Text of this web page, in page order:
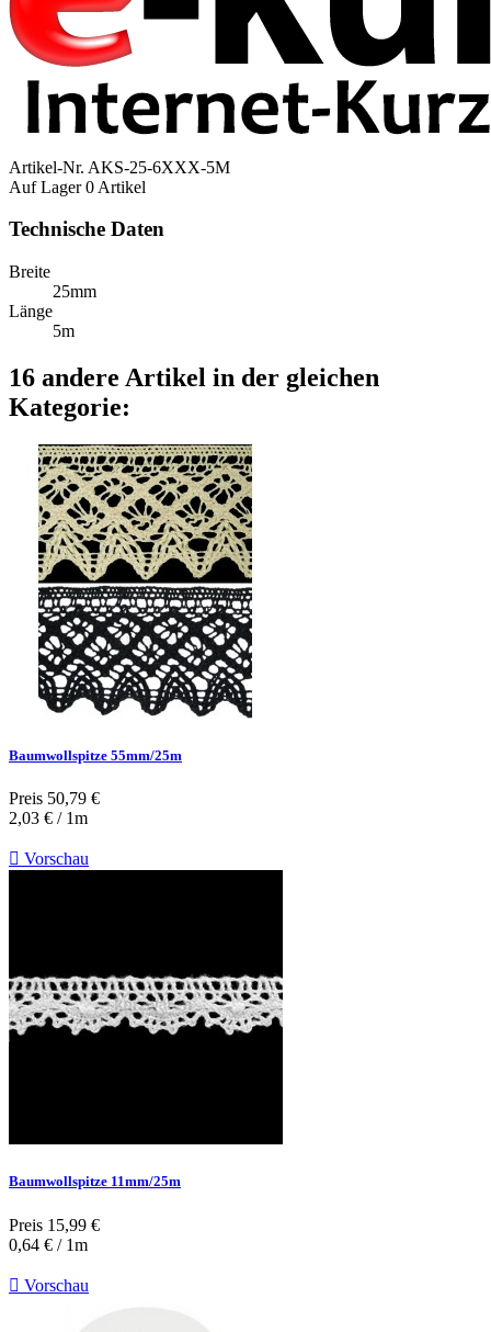
Artikel-Nr. AKS-25-6XXX-5M
Auf Lager 0 Artikel
Technische Daten
Breite
25mm
Länge
5m
16 andere Artikel in der gleichen
Kategorie:
Baumwollspitze 55mm/25m
Preis 50,79 €
2,03 € / 1m
 Vorschau
Baumwollspitze 11mm/25m
Preis 15,99 €
0,64 € / 1m
 Vorschau